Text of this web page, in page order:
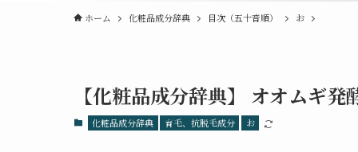
ホーム 化粧品成分辞典 目次（五十音順） お
【化粧品成分辞典】 オオムギ発
化粧品成分辞典 育毛、抗脱毛成分 お